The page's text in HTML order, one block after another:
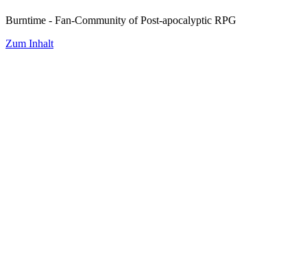
Burntime - Fan-Community of Post-apocalyptic RPG
Zum Inhalt